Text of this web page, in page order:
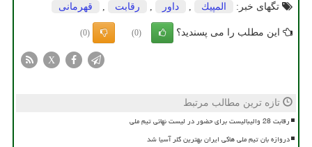
تگهای خبر:
المپیك داور رقابت قهرمانی
این مطلب را می پسندید؟ (0)
(0)
X
تازه ترین مطالب مرتبط
رقابت 28 والیبالیست برای حضور در لیست نهائی تیم ملی
دروازه بان تیم ملی هاکی ایران بهترین گلر آسیا شد